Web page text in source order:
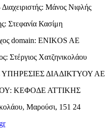
Μάνος Νιφλής
Στεφανία Κασίμη
domain: ENIKOS AE
Στέργιος Χατζηνικολάου
ΔΙΑΔΙΚΤΥΟΥ ΑΕ
ΚΕΦΟΔΕ ΑΤΤΙΚΗΣ
Μαρούσι, 151 24